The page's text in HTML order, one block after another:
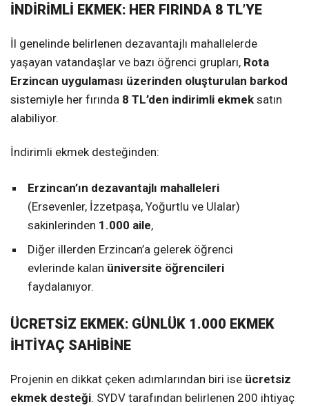
İNDİRİMLİ EKMEK: HER FIRINDA 8 TL’YE
İl genelinde belirlenen dezavantajlı mahallelerde
yaşayan vatandaşlar ve bazı öğrenci grupları, Rota
Erzincan uygulaması üzerinden oluşturulan barkod
sistemiyle her fırında 8 TL’den indirimli ekmek satın
alabiliyor.
İndirimli ekmek desteğinden:
Erzincan’ın dezavantajlı mahalleleri
(Ersevenler, İzzetpaşa, Yoğurtlu ve Ulalar)
sakinlerinden 1.000 aile,
Diğer illerden Erzincan’a gelerek öğrenci
evlerinde kalan üniversite öğrencileri
faydalanıyor.
ÜCRETSİZ EKMEK: GÜNLÜK 1.000 EKMEK
İHTİYAÇ SAHİBİNE
Projenin en dikkat çeken adımlarından biri ise ücretsiz
ekmek desteği. SYDV tarafından belirlenen 200 ihtiyaç